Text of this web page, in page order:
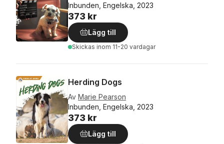
Inbunden, Engelska, 2023
373 kr
Lägg till
Skickas inom 11-20 vardagar
Herding Dogs
Av Marie Pearson
Inbunden, Engelska, 2023
373 kr
Lägg till